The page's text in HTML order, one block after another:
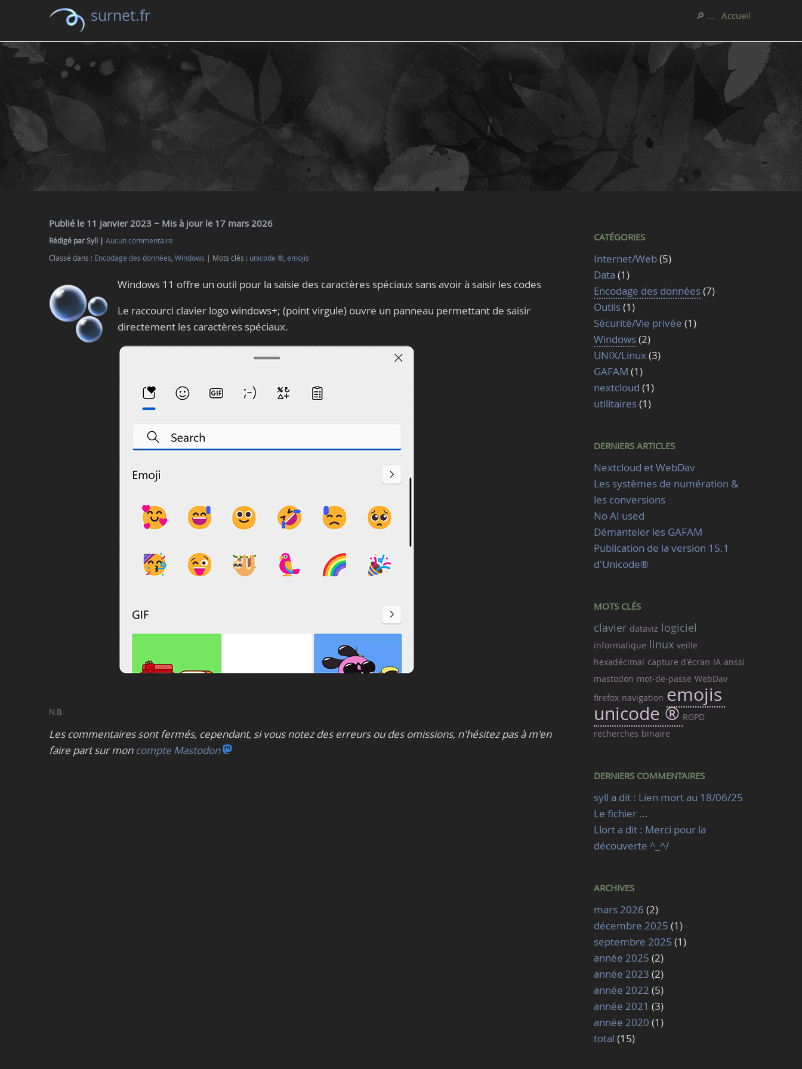
surnet.fr 🔎 ... Accueil
Publié le 11 janvier 2023 − Mis à jour le 17 mars 2026
Rédigé par Syll
Aucun commentaire
Classé dans : Encodage des données, Windows Mots clés : unicode ®, emojis
Windows 11 offre un outil pour la saisie des caractères spéciaux sans avoir à saisir les codes
Le raccourci clavier logo windows+; (point virgule) ouvre un panneau permettant de saisir
directement les caractères spéciaux.
N.B.
Les commentaires sont fermés, cependant, si vous notez des erreurs ou des omissions, n'hésitez pas à m'en
faire part sur mon compte Mastodon
CATÉGORIES
Internet/Web(5)
Data (1)
Encodage des données(7)
Outils(1)
Sécurité/Vie privée (1)
Windows(2)
UNIX/Linux(3)
GAFAM (1)
nextcloud (1)
utilitaires(1)
DERNIERS ARTICLES
Nextcloud et WebDav
Les systèmes de numération &
les conversions
No AI used
Démanteler les GAFAM
Publication de la version 15.1
d'Unicode®
MOTS CLÉS
clavier dataviz logiciel
informatique linux veille
hexadécimal capture d'écran IA anssi
mastodon mot-de-passe WebDav
firefox navigation emojis
unicode ® RGPD
recherches binaire
DERNIERS COMMENTAIRES
syll a dit : Lien mort au 18/06/25
Le fichier ...
Llort a dit : Merci pour la
découverte ^_^/
ARCHIVES
mars 2026 (2)
décembre 2025 (1)
septembre 2025 (1)
année 2025 (2)
année 2023 (2)
année 2022 (5)
année 2021 (3)
année 2020 (1)
total (15)